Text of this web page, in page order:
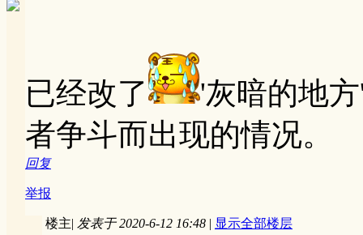
已经改了
'灰暗的地
者争斗而出现的情况。
回复
举报
楼主| 发表于 2020-6-12 16:48 | 显示全部楼层